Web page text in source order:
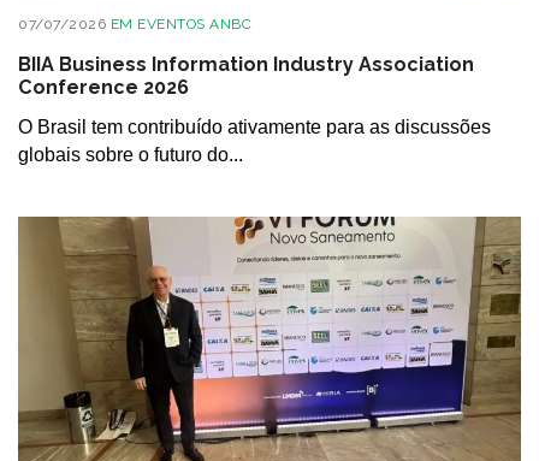
07/07/2026 EM EVENTOS ANBC
BIIA Business Information Industry Association
Conference 2026
O Brasil tem contribuído ativamente para as discussões
globais sobre o futuro do...